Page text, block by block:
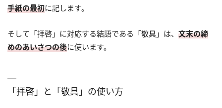
手紙の最初に記します。
そして「拝啓」に対応する結語である「敬具」は、 文末の締
めのあいさつの後に使います。
「拝啓」と「敬具」の使い方